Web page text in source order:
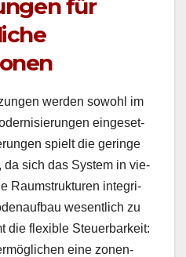
für
wer­den sowohl im
einge­set­
spielt die geringe
da sich das Sys­tem in vie­
Raum­struk­turen inte­gri­
wesentlich zu
die flex­i­ble Steuer­barkeit:
eine zonen­